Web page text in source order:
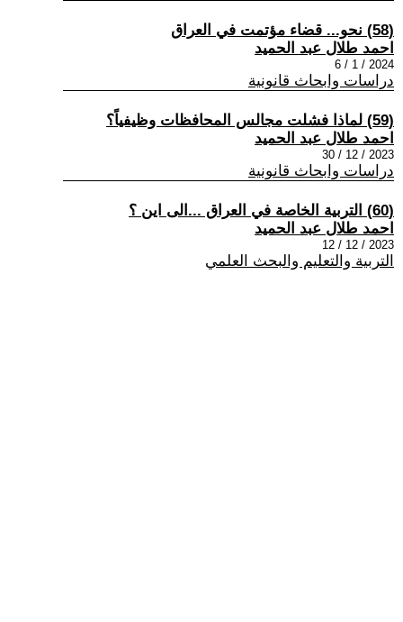
(58) نحو... قضاء مؤتمت في العراق
احمد طلال عبد الحميد
2024 / 1 / 6
دراسات وابحاث قانونية
(59) لماذا فشلت مجالس المحافظات وظيفياً؟
احمد طلال عبد الحميد
2023 / 12 / 30
دراسات وابحاث قانونية
(60) التربية الخاصة في العراق ...الى اين ؟
احمد طلال عبد الحميد
2023 / 12 / 12
التربية والتعليم والبحث العلمي